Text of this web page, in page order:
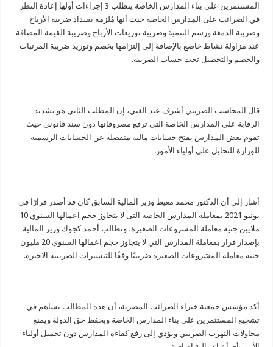
المستثمرين على بناء المدارس الخاصة يتطلب 3 إجراءات أولها إعادة النظر
في الضرائب على المدارس الخاصة حيث أنها مُلزمة بسداد ضريبة الأرباح
وضريبة الدمغة ورسم التنمية وضريبة توزيعات الأرباح وضريبة القيمة المضافة
عند مزاولة نشاط خاضع بالإضافة إلى إلتزامها بخصم وتوريد ضريبة المرتبات
والخصم والتحصيل تحت حساب الضريبة.
قال المحاسب الضريبي أشرف عبد الغني، إن المطلب الثاني هو تشديد
الرقابة على المدارس الخاصة التي ترفع مصروفاتها دون سند قانوني حيث
تقوم بعض المدارس بفتح حسابات مالية منفصلة عن الحسابات الرسمية
للوزارة للتحايل علي أولياء الأمور.
أشار إلى أن الدكتور محمد معيط وزير المالية السابق كان قد أصدر قرارًا في
يونيو 2021 بمعاملة المدارس الخاصة التى لا يتجاوز حجم اعمالها السنوي 10
ملايين جنيه معاملة المشروعات الصغيرة، ونطالب أحمد كجوك وزير المالية
بإصدار قرار بمعاملة المدارس التي لا يتجاوز حجم اعمالها السنوي 20 مليون
جنيه معاملة المشروعات الصغيرة ضريبيًا وفقًا للتيسيرات الضريبية الاخيرة.
أكد مؤسس جمعية خبراء الضرائب المصرية، أن هذه المطالب تساهم في
تشجيع المستثمرين على بناء المدارس الخاصة ويحفظ حق الدولة ويمنع
محاولات التهرب الضريبي ويؤدي إلى رفع كفاءة المدارس دون تحميل أولياء